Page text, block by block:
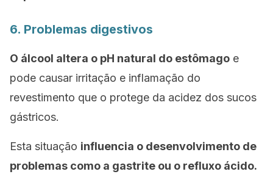
6. Problemas digestivos
O álcool altera o pH natural do estômago e
pode causar irritação e inflamação do
revestimento que o protege da acidez dos sucos
gástricos.
Esta situação influencia o desenvolvimento de
problemas como a gastrite ou o refluxo ácido.